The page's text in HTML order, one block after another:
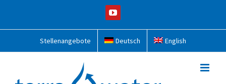
YouTube
Stellenangebote Deutsch English